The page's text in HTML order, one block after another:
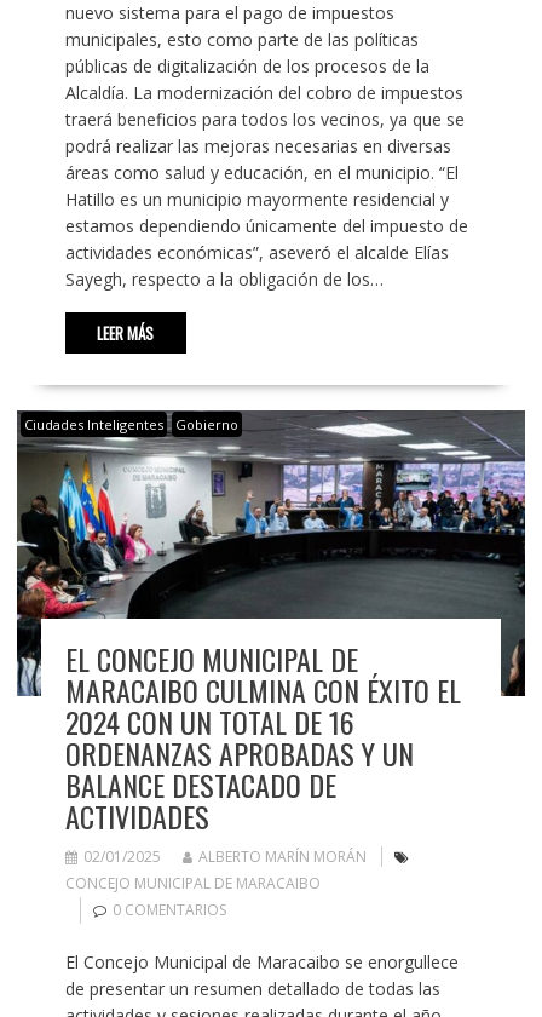
nuevo sistema para el pago de impuestos
municipales, esto como parte de las políticas
públicas de digitalización de los procesos de la
Alcaldía. La modernización del cobro de impuestos
traerá beneficios para todos los vecinos, ya que se
podrá realizar las mejoras necesarias en diversas
áreas como salud y educación, en el municipio. “El
Hatillo es un municipio mayormente residencial y
estamos dependiendo únicamente del impuesto de
actividades económicas”, aseveró el alcalde Elías
Sayegh, respecto a la obligación de los…
LEER MÁS
Ciudades Inteligentes Gobierno
EL CONCEJO MUNICIPAL DE
MARACAIBO CULMINA CON ÉXITO EL
2024 CON UN TOTAL DE 16
ORDENANZAS APROBADAS Y UN
BALANCE DESTACADO DE
ACTIVIDADES
02/01/2025
ALBERTO MARÍN MORÁN
CONCEJO MUNICIPAL DE MARACAIBO
0 COMENTARIOS
El Concejo Municipal de Maracaibo se enorgullece
de presentar un resumen detallado de todas las